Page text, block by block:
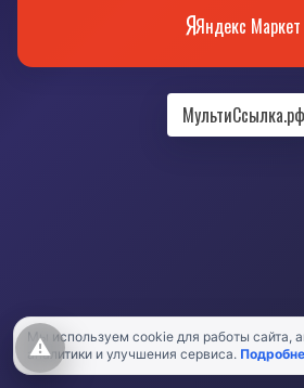
Яндекс Маркет
МультиСсылка.рф
⚠
Мы используем cookie для работы сайта,
аналитики и улучшения сервиса.